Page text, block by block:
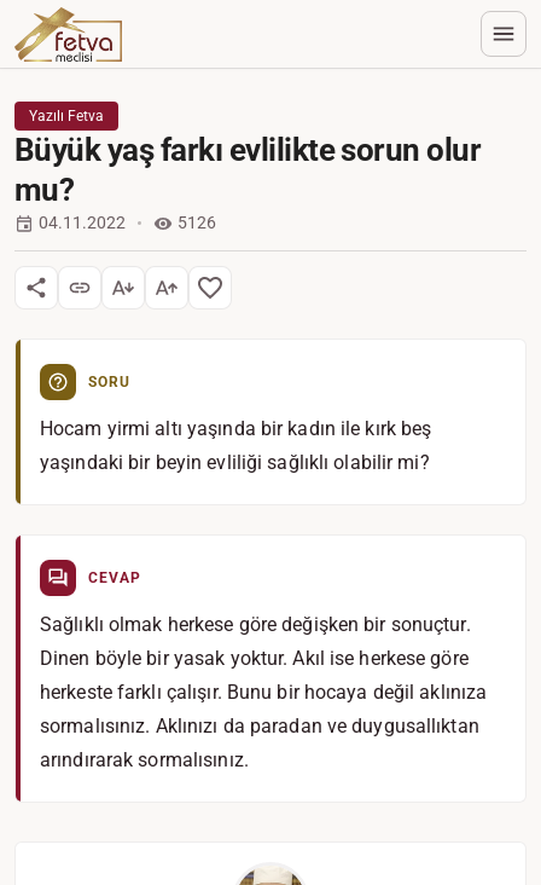
Yazılı Fetva
Büyük yaş farkı evlilikte sorun olur
mu?
04.11.2022 5126
SORU
Hocam yirmi altı yaşında bir kadın ile kırk beş
yaşındaki bir beyin evliliği sağlıklı olabilir mi?
CEVAP
Sağlıklı olmak herkese göre değişken bir sonuçtur.
Dinen böyle bir yasak yoktur. Akıl ise herkese göre
herkeste farklı çalışır. Bunu bir hocaya değil aklınıza
sormalısınız. Aklınızı da paradan ve duygusallıktan
arındırarak sormalısınız.